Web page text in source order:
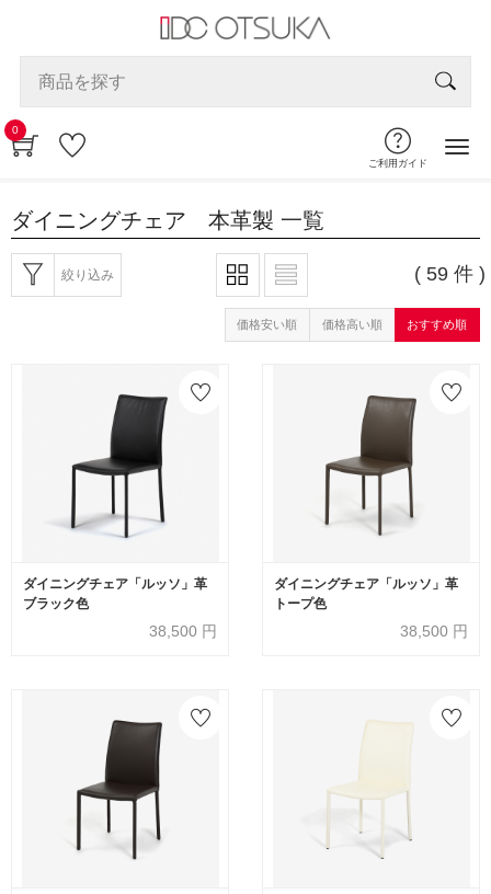
0
ご利用ガイド
ダイニングチェア 本革製 一覧
絞り込み ( 59 件 )
価格安い順 価格高い順 おすすめ順
ダイニングチェア「ルッソ」革
ブラック色
38,500 円
ダイニングチェア「ルッソ」革
トープ色
38,500 円